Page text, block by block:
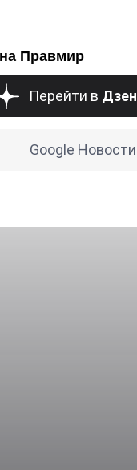
Правмир
Перейти в Дзен
Google Новости